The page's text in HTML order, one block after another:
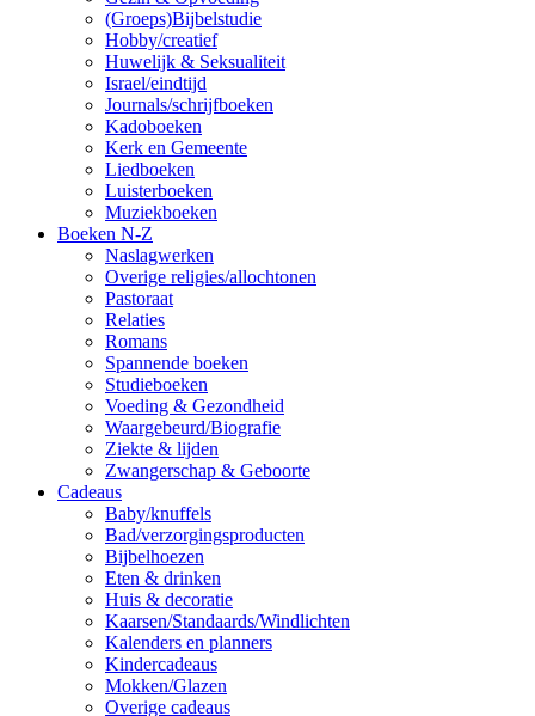
(Groeps)Bijbelstudie
Hobby/creatief
Huwelijk & Seksualiteit
Israel/eindtijd
Journals/schrijfboeken
Kadoboeken
Kerk en Gemeente
Liedboeken
Luisterboeken
Muziekboeken
Boeken N-Z
Naslagwerken
Overige religies/allochtonen
Pastoraat
Relaties
Romans
Spannende boeken
Studieboeken
Voeding & Gezondheid
Waargebeurd/Biografie
Ziekte & lijden
Zwangerschap & Geboorte
Cadeaus
Baby/knuffels
Bad/verzorgingsproducten
Bijbelhoezen
Eten & drinken
Huis & decoratie
Kaarsen/Standaards/Windlichten
Kalenders en planners
Kindercadeaus
Mokken/Glazen
Overige cadeaus